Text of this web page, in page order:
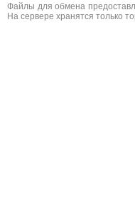
Файлы для обмена
На сервере хранятся только